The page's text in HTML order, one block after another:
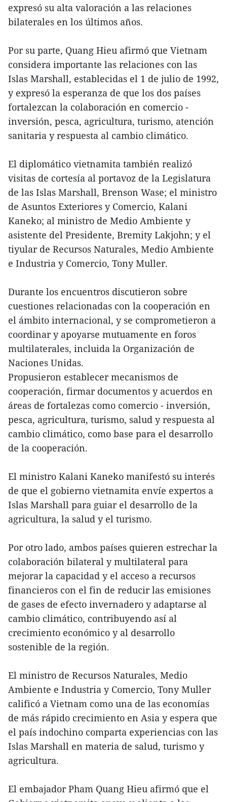
expresó su alta valoración a las relaciones
bilaterales en los últimos años.
Por su parte, Quang Hieu afirmó que Vietnam
considera importante las relaciones con las
Islas Marshall, establecidas el 1 de julio de 1992,
y expresó la esperanza de que los dos países
fortalezcan la colaboración en comercio -
inversión, pesca, agricultura, turismo, atención
sanitaria y respuesta al cambio climático.
El diplomático vietnamita también realizó
visitas de cortesía al portavoz de la Legislatura
de las Islas Marshall, Brenson Wase; el ministro
de Asuntos Exteriores y Comercio, Kalani
Kaneko; al ministro de Medio Ambiente y
asistente del Presidente, Bremity Lakjohn; y el
tiyular de Recursos Naturales, Medio Ambiente
e Industria y Comercio, Tony Muller.
Durante los encuentros discutieron sobre
cuestiones relacionadas con la cooperación en
el ámbito internacional, y se comprometieron a
coordinar y apoyarse mutuamente en foros
multilaterales, incluida la Organización de
Naciones Unidas.
Propusieron establecer mecanismos de
cooperación, firmar documentos y acuerdos en
áreas de fortalezas como comercio - inversión,
pesca, agricultura, turismo, salud y respuesta al
cambio climático, como base para el desarrollo
de la cooperación.
El ministro Kalani Kaneko manifestó su interés
de que el gobierno vietnamita envíe expertos a
Islas Marshall para guiar el desarrollo de la
agricultura, la salud y el turismo.
Por otro lado, ambos países quieren estrechar la
colaboración bilateral y multilateral para
mejorar la capacidad y el acceso a recursos
financieros con el fin de reducir las emisiones
de gases de efecto invernadero y adaptarse al
cambio climático, contribuyendo así al
crecimiento económico y al desarrollo
sostenible de la región.
El ministro de Recursos Naturales, Medio
Ambiente e Industria y Comercio, Tony Muller
calificó a Vietnam como una de las economías
de más rápido crecimiento en Asia y espera que
el país indochino comparta experiencias con las
Islas Marshall en materia de salud, turismo y
agricultura.
El embajador Pham Quang Hieu afirmó que el